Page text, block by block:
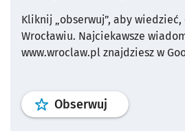
Kliknij „obserwuj”, aby
Wrocławiu. Najciekawsze
www.wroclaw.pl znajdziesz w
Obserwuj profil